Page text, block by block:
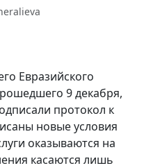
Евразийского
9 декабря,
протокол к
новые условия
оказываются на
касаются лишь